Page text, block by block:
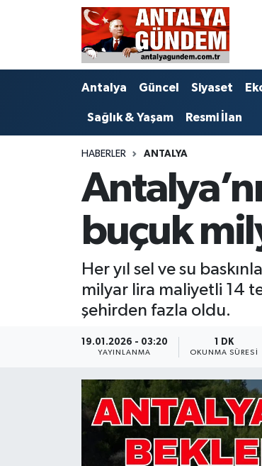
Antalya Güncel Siyaset
Sağlık & Yaşam Resmi İlan
HABERLER ANTALYA
buçuk
Her yıl sel ve su
milyar lira maliyetli 14
şehirden fazla oldu.
19.01.2026 - 03:20
YAYINLANMA
1 DK
OKUNMA SÜRESI
Antalya
Bilim & Teknoloji
EĞİTİM
Görüntülü Haber
Kültür & Sanat
Magazin
Antalya Nöbetçi Eczaneler
Antalya Hava Durumu
Antalya Namaz Vakitleri
Süper Lig Puan Durumu ve Fikstür
Tüm Manşetler
Son Dakika Haberleri
Haber Arşivi